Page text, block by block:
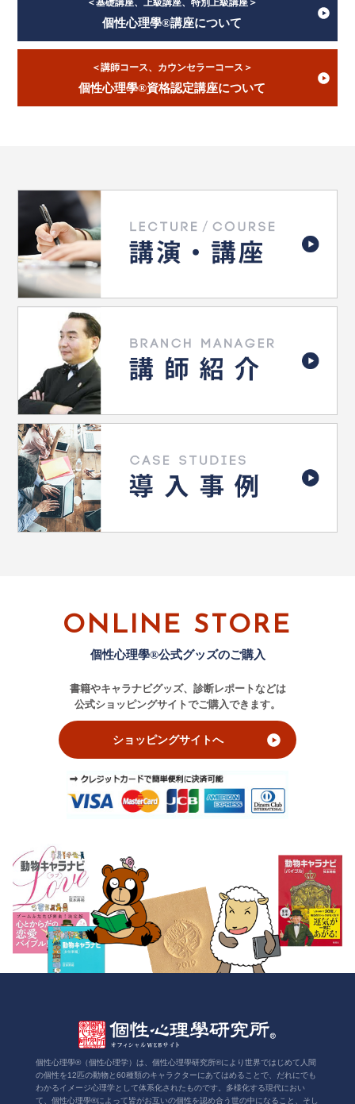
個性心理學®講座について
＜講師コース、カウンセラーコース＞
個性心理學®資格認定講座について
ONLINE STORE
個性心理學®公式グッズのご購入
書籍やキャラナビグッズ、診断レポートなどは
公式ショッピングサイトでご購入できます。
ショッピングサイトへ
個性心理學®（個性心理学）は、個性心理學研究所®により世界ではじめて人間
の個性を12匹の動物と60種類のキャラクターにあてはめることで、だれにでも
わかるイメージ心理学として体系化されたものです。多様化する現代におい
て、個性心理學®によって皆がお互いの個性を認め合う世の中になること、そし